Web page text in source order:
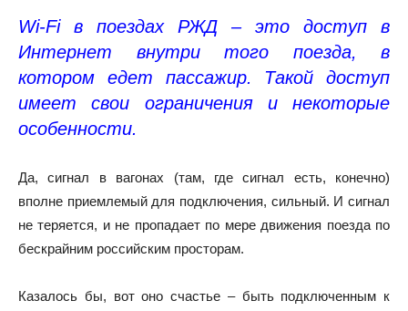
Wi-Fi в поездах РЖД – это доступ в
Интернет внутри того поезда, в
котором едет пассажир. Такой доступ
имеет свои ограничения и некоторые
особенности.
Да, сигнал в вагонах (там, где сигнал есть, конечно)
вполне приемлемый для подключения, сильный. И сигнал
не теряется, и не пропадает по мере движения поезда по
бескрайним российским просторам.
Казалось бы, вот оно счастье – быть подключенным к